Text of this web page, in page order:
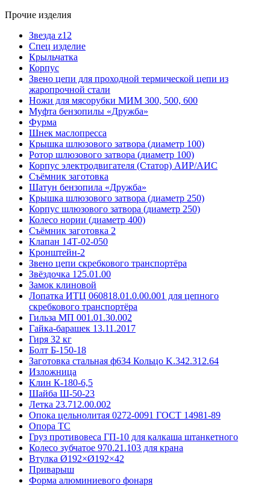
Прочие изделия
Звезда z12
Спец изделие
Крыльчатка
Корпус
Звено цепи для проходной термической цепи из
жаропрочной стали
Ножи для мясорубки МИМ 300, 500, 600
Муфта бензопилы «Дружба»
Фурма
Шнек маслопресса
Крышка шлюзового затвора (диаметр 100)
Ротор шлюзового затвора (диаметр 100)
Корпус электродвигателя (Статор) АИР/АИС
Съёмник заготовка
Шатун бензопила «Дружба»
Крышка шлюзового затвора (диаметр 250)
Корпус шлюзового затвора (диаметр 250)
Колесо нории (диаметр 400)
Съёмник заготовка 2
Клапан 14Т-02-050
Кронштейн-2
Звено цепи скребкового транспортёра
Звёздочка 125.01.00
Замок клиновой
Лопатка ИТЦ 060818.01.0.00.001 для цепного
скребкового транспортёра
Гильза МП 001.01.30.002
Гайка-барашек 13.11.2017
Гиря 32 кг
Болт Б-150-18
Заготовка стальная ф634 Кольцо K.342.312.64
Изложница
Клин К-180-6,5
Шайба Ш-50-23
Летка 23.712.00.002
Опока цельнолитая 0272-0091 ГОСТ 14981-89
Опора ТС
Груз противовеса ГП-10 для калкаша штанкетного
Колесо зубчатое 970.21.103 для крана
Втулка Ø192×Ø192×42
Приварыш
Форма алюминиевого фонаря